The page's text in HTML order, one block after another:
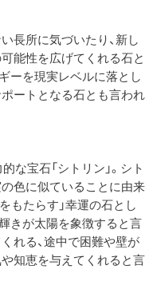
長所に気づいたり、新し
能性を広げてくれる石と
ーを現実レベルに落とし
ートとなる石とも言われ
な宝石「シトリン」。シト
色に似ていることに由来
もたらす」幸運の石とし
きが太陽を象徴すると言
れる、途中で困難や壁が
知恵を与えてくれると言